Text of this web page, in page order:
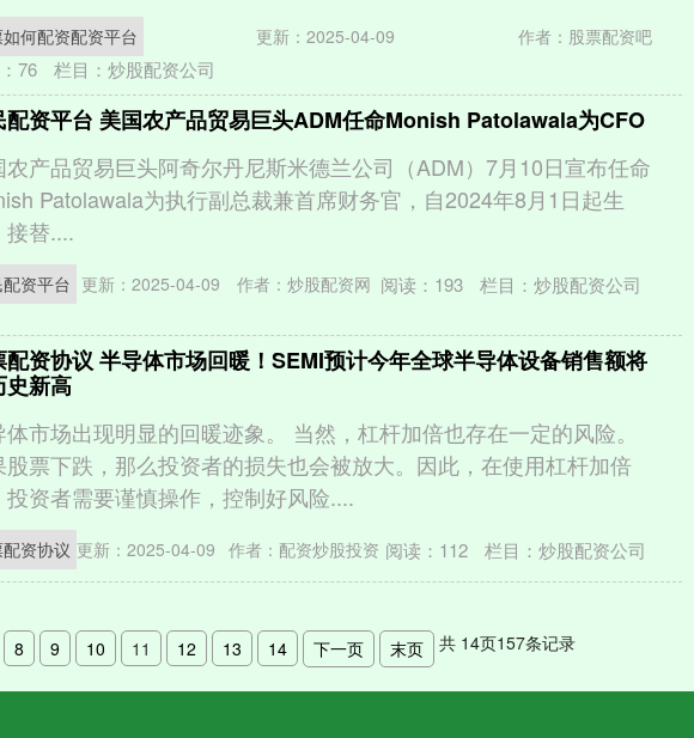
何配资配资平台 更新：2025-04-09 作者：股票配资吧
76 栏目： 炒股配资公司
配资平台 美国农产品贸易巨头ADM任命Monish Patolawala为CFO
农产品贸易巨头阿奇尔丹尼斯米德兰公司（ADM）7月10日宣布任命
Patolawala为执行副总裁兼首席财务官，自2024年8月1日起生
接替....
资平台 更新：2025-04-09 作者：炒股配资网 阅读： 193 栏目：炒股配资公司
配资协议 半导体市场回暖！SEMI预计今年全球半导体设备销售额将
史新高
体市场出现明显的回暖迹象。 当然，杠杆加倍也存在一定的风险。
股票下跌，那么投资者的损失也会被放大。因此，在使用杠杆加倍
投资者需要谨慎操作，控制好风险....
资协议 更新：2025-04-09 作者：配资炒股投资 阅读： 112 栏目： 炒股配资公司
8 9 10 11 12 13 14 下一页 末页 共 14页157条记录